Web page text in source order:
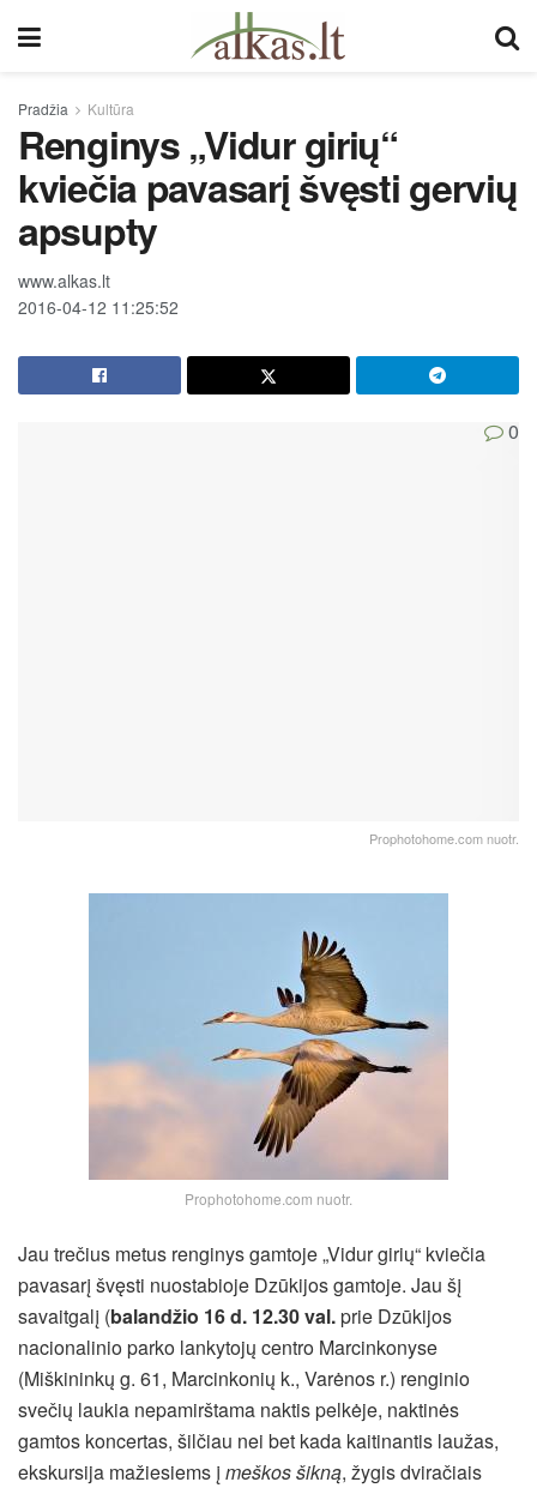
Pradžia Kultūra
Renginys „Vidur girių“
kviečia pavasarį švęsti gervių
apsupty
www.alkas.lt
2016-04-12 11:25:52
0
Prophotohome.com nuotr.
Prophotohome.com nuotr.
Jau trečius metus renginys gamtoje „Vidur girių“ kviečia
pavasarį švęsti nuostabioje Dzūkijos gamtoje. Jau šį
savaitgalį (balandžio 16 d. 12.30 val.prie Dzūkijos
nacionalinio parko lankytojų centro Marcinkonyse
(Miškininkų g. 61, Marcinkonių k., Varėnos r.) renginio
svečių laukia nepamirštama naktis pelkėje, naktinės
gamtos koncertas, šilčiau nei bet kada kaitinantis laužas,
ekskursija mažiesiems į meškos šikną, žygis dviračiais